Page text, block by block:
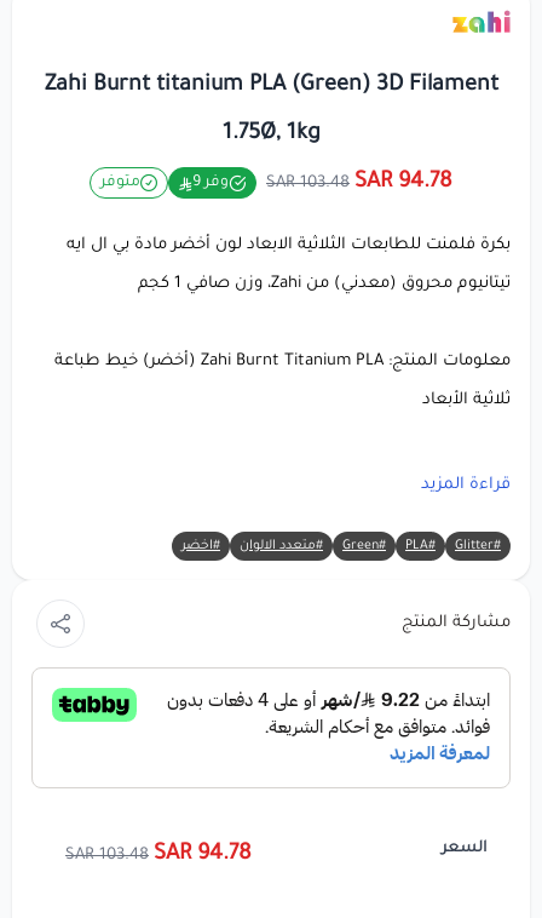
Zahi Burnt titanium PLA (Green) 3D Filament
1.75Ø, 1kg
94.78 SAR
103.48 SAR وفر 9 متوفر
بكرة فلمنت للطابعات الثلاثية الابعاد لون أخضر مادة بي ال ايه
تيتانيوم محروق (معدني) من Zahi، وزن صافي 1 كجم
معلومات المنتج: Zahi Burnt Titanium PLA (أخضر) خيط طباعة
ثلاثية الأبعاد
🔸 العلامة التجارية:
الألوان
التيتانيوم المحروق) 🔥🎨
🔸 الوزن الصافي: 1 كجم
🔸 قطر الخيط: 1.75 ملم
لماذا تختار Zahi Burnt Titanium PLA (أخضر)؟
قراءة المزيد
#Glitter
#PLA
#Green #متعدد الالوان #اخضر
مشاركة المنتج
السعر 94.78 SAR
103.48 SAR